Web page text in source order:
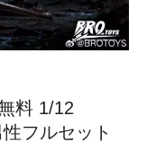
料 1/12
フルセット